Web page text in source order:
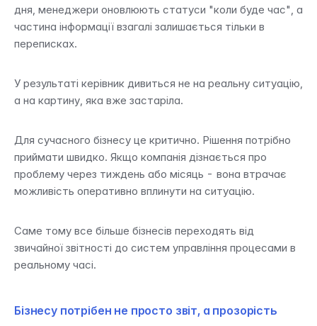
дня, менеджери оновлюють статуси "коли буде час", а
частина інформації взагалі залишається тільки в
переписках.
У результаті керівник дивиться не на реальну ситуацію,
а на картину, яка вже застаріла.
Для сучасного бізнесу це критично. Рішення потрібно
приймати швидко. Якщо компанія дізнається про
проблему через тиждень або місяць - вона втрачає
можливість оперативно вплинути на ситуацію.
Саме тому все більше бізнесів переходять від
звичайної звітності до систем управління процесами в
реальному часі.
Бізнесу потрібен не просто звіт, а прозорість